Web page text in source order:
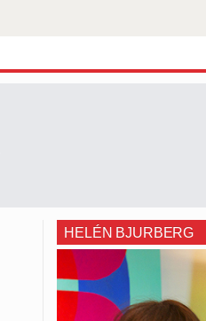
HELÉN BJURBERG